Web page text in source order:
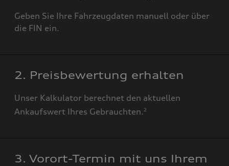
Geben Sie Ihre Fahrzeugdaten manuell oder über
die FIN ein.
2. Preisbewertung erhalten
Unser Kalkulator berechnet den aktuellen
Ankaufswert Ihres Gebrauchten.2
3. Vorort-Termin mit uns Ihrem